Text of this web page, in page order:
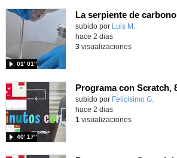
La serpiente de carbono
Contenido educativo.
subido por Luis M.
01′ 01″
hace 2 dias
3visualizaciones
Contenido educativo.
subido por Felicisimo G.
40′ 17″
hace 2 dias
1 visualizaciones